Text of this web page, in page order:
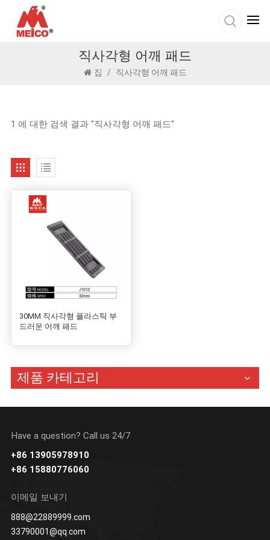
직사각형 어깨 패드
집 / 직사각형 어깨 패드
1 에 대한 검색 결과 "직사각형 어깨 패드"
30MM 직사각형 플라스틱 부
드러운 어깨 패드
제품 카테고리
Have a question? Call us 24/7
+86 13905978910
+86 15880776060
이메일 보내기
888@22889999.com
33790001@qq.com